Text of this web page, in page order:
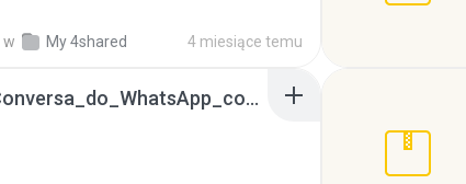
w My 4shared 4 miesiące temu
65536533_Conversa_do_WhatsApp_com_Meu_Esposo.zip